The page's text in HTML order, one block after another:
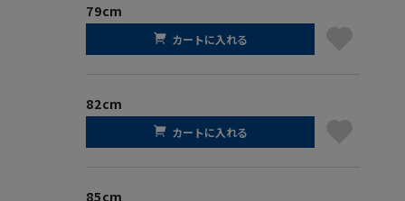
79cm
カートに入れる
82cm
カートに入れる
85cm